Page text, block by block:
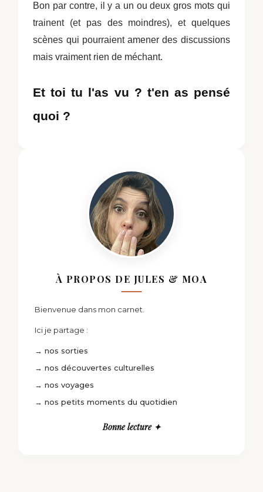
Bon par contre, il y a un ou deux gros mots qui
trainent (et pas des moindres), et quelques
scènes qui pourraient amener des discussions
mais vraiment rien de méchant.
Et toi tu l'as vu ? t'en as pensé
quoi ?
À PROPOS DE JULES & MOA
Bienvenue dans mon carnet.
Ici je partage :
→ nos sorties
→ nos découvertes culturelles
→ nos voyages
→ nos petits moments du quotidien
Bonne lecture ✦